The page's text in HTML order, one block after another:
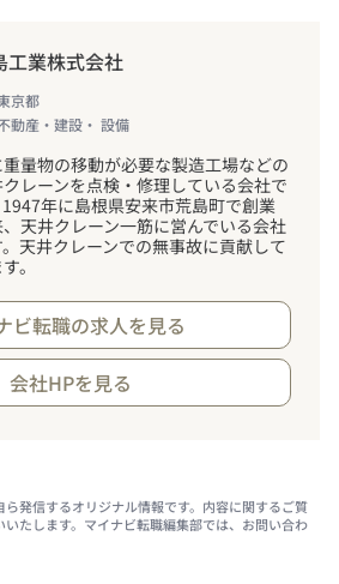
工業株式会社
京都
動産・建設・ 設備
重量物の移動が必要な製造工場などの
レーンを点検・修理している会社で
1947年に島根県安来市荒島町で創業
天井クレーン一筋に営んでいる会社
天井クレーンでの無事故に貢献して
。
ビ転職の求人を見る
会社HPを見る
発信するオリジナル情報です。内容に関するご質
たします。マイナビ転職編集部では、お問い合わ